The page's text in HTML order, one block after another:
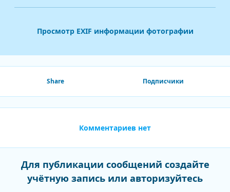
Просмотр EXIF информации фотографии
Share Подписчики
Комментариев нет
Для публикации сообщений создайте
учётную запись или авторизуйтесь